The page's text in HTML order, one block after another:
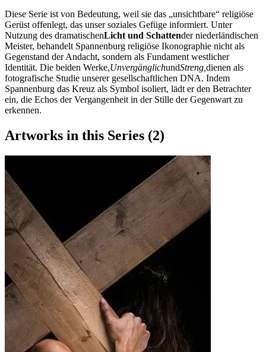
Diese Serie ist von Bedeutung, weil sie das „unsichtbare“ religiöse
Gerüst offenlegt, das unser soziales Gefüge informiert. Unter
Nutzung des dramatischenLicht und Schattender niederländischen
Meister, behandelt Spannenburg religiöse Ikonographie nicht als
Gegenstand der Andacht, sondern als Fundament westlicher
Identität. Die beiden Werke,UnvergänglichundStreng, dienen als
fotografische Studie unserer gesellschaftlichen DNA. Indem
Spannenburg das Kreuz als Symbol isoliert, lädt er den Betrachter
ein, die Echos der Vergangenheit in der Stille der Gegenwart zu
erkennen.
Artworks in this Series (2)